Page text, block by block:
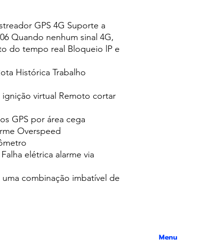
GPS 4G Suporte a
Quando nenhum sinal 4G,
do tempo real Bloqueio lP e
Histórica Trabalho
virtual Remoto cortar
GPS por área cega
Overspeed
elétrica alarme via
combinação imbatível de
Menu